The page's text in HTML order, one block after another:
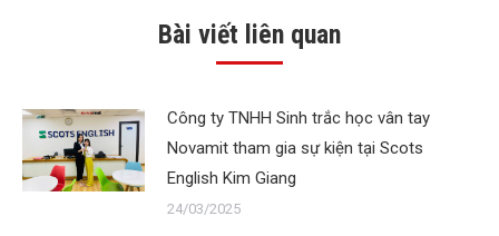
Bài viết liên quan
Công ty TNHH Sinh trắc học vân tay
Novamit tham gia sự kiện tại Scots
English Kim Giang
24/03/2025